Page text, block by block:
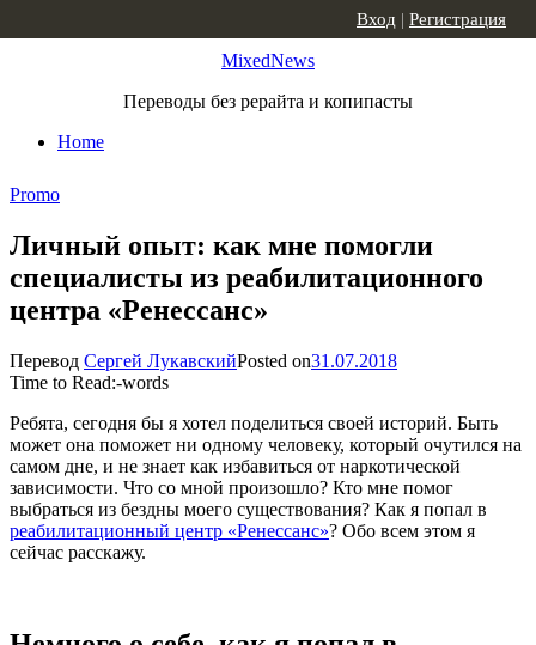
MixedNews
Переводы без рерайта и копипасты
Home
Вход | Регистрация
Promo
Личный опыт: как мне помогли
специалисты из реабилитационного
центра «Ренессанс»
Перевод Сергей ЛукавскийPosted on31.07.2018
Time to Read:-words
Ребята, сегодня бы я хотел поделиться своей историй. Быть
может она поможет ни одному человеку, который очутился на
самом дне, и не знает как избавиться от наркотической
зависимости. Что со мной произошло? Кто мне помог
выбраться из бездны моего существования? Как я попал в
реабилитационный центр «Ренессанс»? Обо всем этом я
сейчас расскажу.